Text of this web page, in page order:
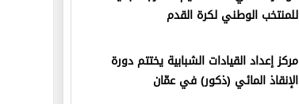
للمنتخب الوطني لكرة القدم
مركز إعداد القيادات الشبابية يختتم دورة
الإنقاذ المائي (ذكور) في عمّان